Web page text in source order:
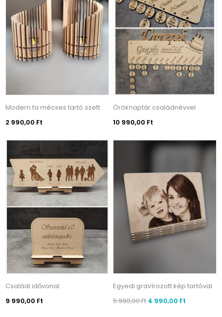
Modern fa mécses tartó szett
2 990,00 Ft
Öröknaptár családnévvel
10 990,00 Ft
Családi idővonal
9 990,00 Ft
Egyedi gravírozott kép tartóval
5 990,00 Ft4 990,00 Ft